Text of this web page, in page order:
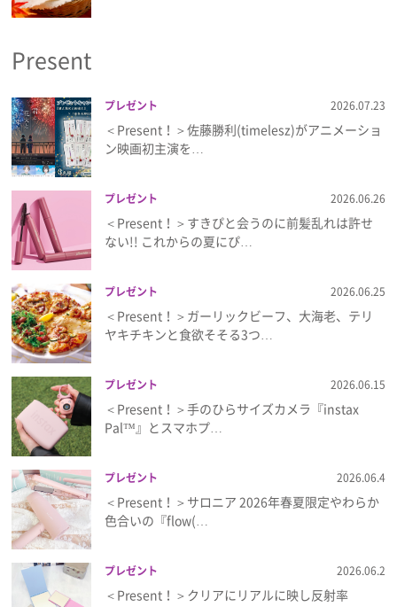
Present
プレゼント 2026.07.23
＜Present！＞佐藤勝利(timelesz)がアニメーショ
ン映画初主演を…
プレゼント 2026.06.26
＜Present！＞すきぴと会うのに前髪乱れは許せ
ない!! これからの夏にぴ…
プレゼント 2026.06.25
＜Present！＞ガーリックビーフ、大海老、テリ
ヤキチキンと食欲そそる3つ…
プレゼント 2026.06.15
＜Present！＞手のひらサイズカメラ『instax
Pal™』とスマホプ…
プレゼント 2026.06.4
＜Present！＞サロニア 2026年春夏限定やわらか
色合いの『flow(…
プレゼント 2026.06.2
＜Present！＞クリアにリアルに映し反射率